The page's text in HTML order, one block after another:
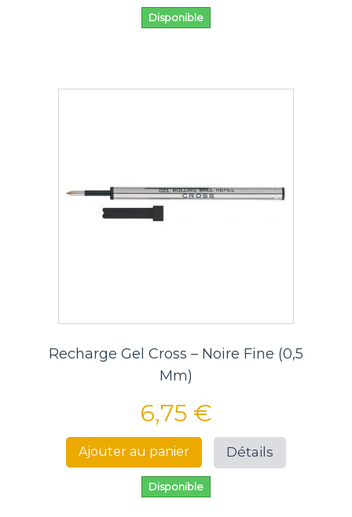
Disponible
Recharge Gel Cross – Noire Fine (0,5
Mm)
6,75 €
Ajouter au panier Détails
Disponible